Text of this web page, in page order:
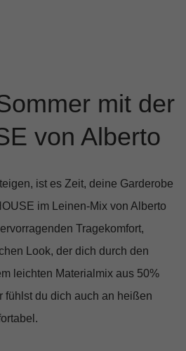
mit der
von Alberto
ist es Zeit, deine Garderobe
im Leinen-Mix von Alberto
Tragekomfort,
Look, der dich durch den
leichten Materialmix aus 50%
fühlst du dich auch an heißen